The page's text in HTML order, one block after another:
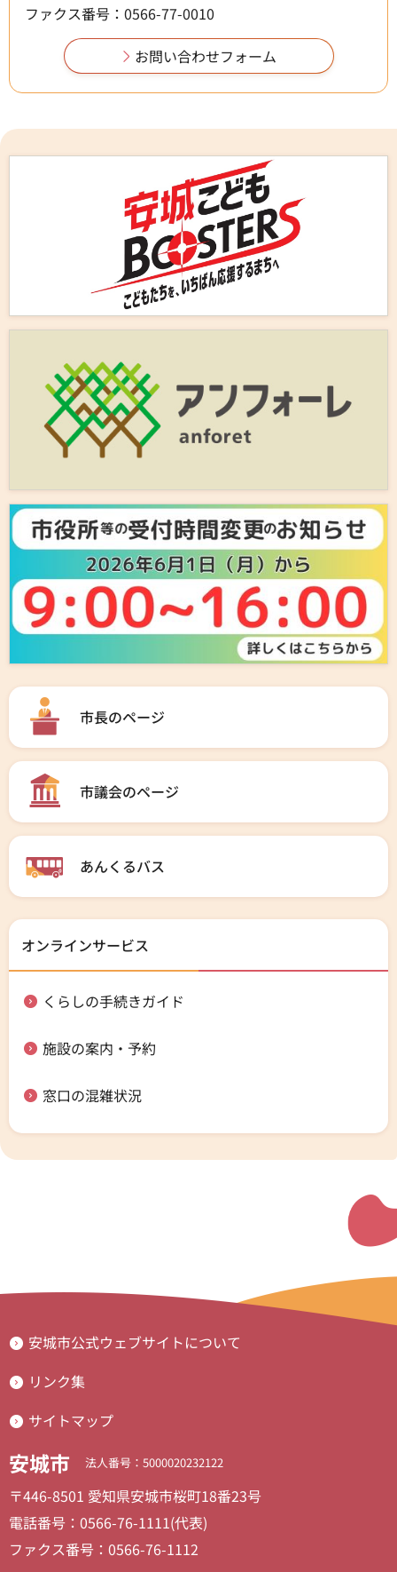
ファクス番号：0566-77-0010
市長のページ
市議会のページ
あんくるバス
オンラインサービス
くらしの手続きガイド
施設の案内・予約
窓口の混雑状況
安城市公式ウェブサイトについて
リンク集
サイトマップ
安城市 法人番号：5000020232122
〒446-8501 愛知県安城市桜町18番23号
電話番号：0566-76-1111(代表)
ファクス番号：0566-76-1112